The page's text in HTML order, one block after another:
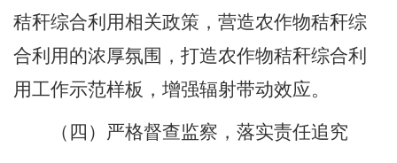
秸秆综合利用相关政策，营造农作物秸秆综
合利用的浓厚氛围，打造农作物秸秆综合利
用工作示范样板，增强辐射带动效应。
（四） 严格督查监察，落实责任追究